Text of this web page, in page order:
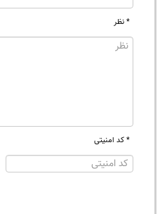
* نظر
* کد امنیتی